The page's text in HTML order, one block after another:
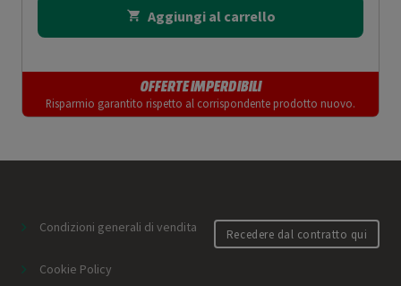
Aggiungi al carrello
OFFERTE IMPERDIBILI
Risparmio garantito rispetto al corrispondente prodotto nuovo.
Condizioni generali di vendita
Cookie Policy
Recedere dal contratto qui